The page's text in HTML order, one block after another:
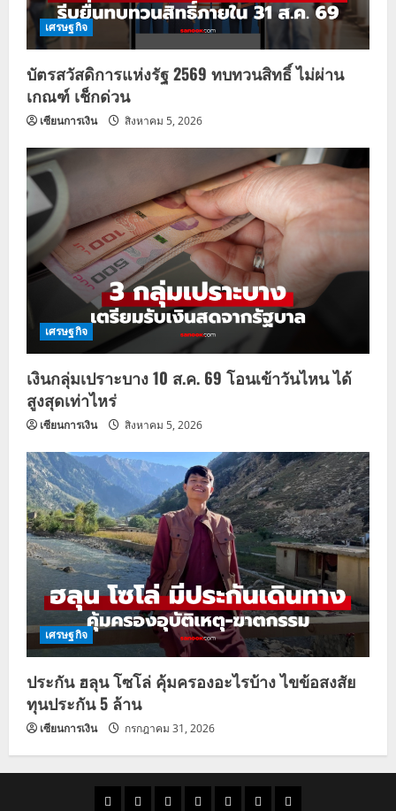
เศรษฐกิจ
บัตรสวัสดิการแห่งรัฐ 2569 ทบทวนสิทธิ์ ไม่ผ่าน
เกณฑ์ เช็กด่วน
เซียนการเงิน สิงหาคม 5, 2026
เศรษฐกิจ
เงินกลุ่มเปราะบาง 10 ส.ค. 69 โอนเข้าวันไหน ได้
สูงสุดเท่าไหร่
เซียนการเงิน สิงหาคม 5, 2026
เศรษฐกิจ
ประกัน ฮลุน โซโล่ คุ้มครองอะไรบ้าง ไขข้อสงสัย
ทุนประกัน 5 ล้าน
เซียนการเงิน กรกฎาคม 31, 2026
ราคาแนว ข่าว ข่าว ดูด ที่ ผู้ชาย